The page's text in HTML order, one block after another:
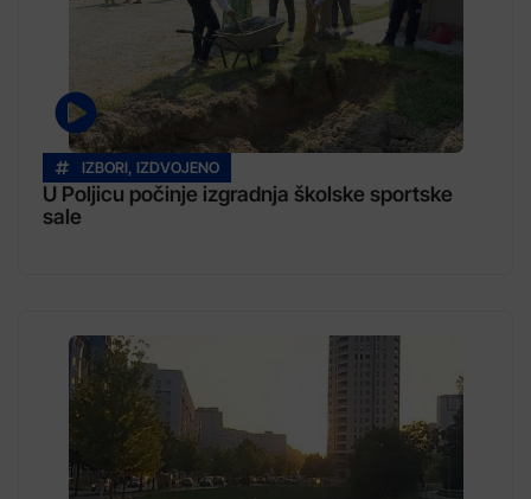
IZBORI IZDVOJENO
U Poljicu počinje izgradnja školske sportske
sale